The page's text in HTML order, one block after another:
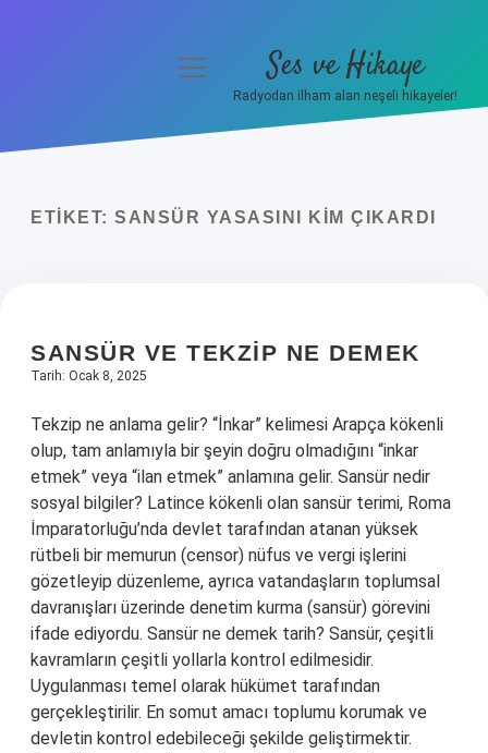
menüyü
Ses ve Hikaye
Radyodan ilham alan neşeli hikayeler!
ETIKET: SANSÜR YASASINI KIM ÇIKARDI
SANSÜR VE TEKZIP NE DEMEK
Tarih: Ocak 8, 2025
Tekzip ne anlama gelir? “İnkar” kelimesi Arapça kökenli
olup, tam anlamıyla bir şeyin doğru olmadığını “inkar
etmek” veya “ilan etmek” anlamına gelir. Sansür nedir
sosyal bilgiler? Latince kökenli olan sansür terimi, Roma
İmparatorluğu’nda devlet tarafından atanan yüksek
rütbeli bir memurun (censor) nüfus ve vergi işlerini
gözetleyip düzenleme, ayrıca vatandaşların toplumsal
davranışları üzerinde denetim kurma (sansür) görevini
ifade ediyordu. Sansür ne demek tarih? Sansür, çeşitli
kavramların çeşitli yollarla kontrol edilmesidir.
Uygulanması temel olarak hükümet tarafından
gerçekleştirilir. En somut amacı toplumu korumak ve
devletin kontrol edebileceği şekilde geliştirmektir.